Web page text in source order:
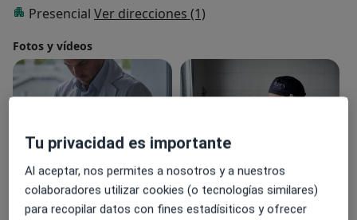
Presencial Ver direcciones (1)
Fotos y vídeos
Ver galería (5)
Tu privacidad es importante
Al aceptar, nos permites a nosotros y a nuestros
colaboradores utilizar cookies (o tecnologías similares)
para recopilar datos con fines estadísiticos y ofrecer